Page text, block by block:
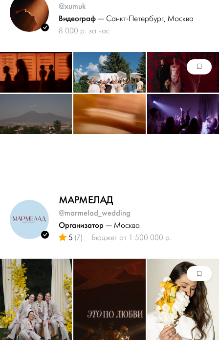
@xumuk
Видеограф — Санкт-Петербург, Москва
8 000 р. за час
МАРМЕЛАД
@marmelad_wedding
Организатор — Москва
5 (7) Бюджет от 1 500 000 р.